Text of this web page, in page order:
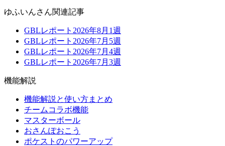
ゆふいんさん関連記事
GBLレポート2026年8月1週
GBLレポート2026年7月5週
GBLレポート2026年7月4週
GBLレポート2026年7月3週
機能解説
機能解説と使い方まとめ
チームコラボ機能
マスターボール
おさんぽおこう
ポケストのパワーアップ